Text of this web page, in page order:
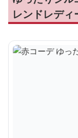
レンドレデ